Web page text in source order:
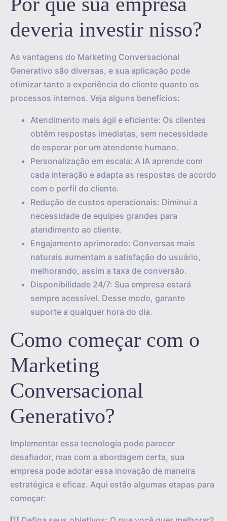
deveria investir nisso?
As vantagens do Marketing Conversacional
Generativo são diversas, e sua aplicação pode
otimizar tanto a experiência do cliente quanto os
processos internos. Veja alguns benefícios:
Atendimento mais ágil e eficiente: Os clientes
obtêm respostas imediatas, sem necessidade
de esperar por um atendente humano.
Personalização em escala: A IA aprende com
cada interação e adapta as respostas de acordo
com o perfil do cliente.
Redução de custos operacionais: Diminui a
necessidade de equipes grandes para
atendimento ao cliente.
Engajamento aprimorado: Conversas mais
naturais aumentam a satisfação do usuário,
melhorando, assim a taxa de conversão.
Disponibilidade 24/7: Sua empresa estará
sempre acessível. Desse modo, garante
suporte a qualquer hora do dia.
Como começar com o
Marketing
Conversacional
Generativo?
Implementar essa tecnologia pode parecer
desafiador, mas com a abordagem certa, sua
empresa pode adotar essa inovação de maneira
estratégica e eficaz. Aqui estão algumas etapas para
começar: